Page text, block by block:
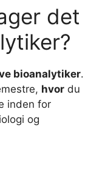
det
bioanalytiker.
hvor du
inden for
og